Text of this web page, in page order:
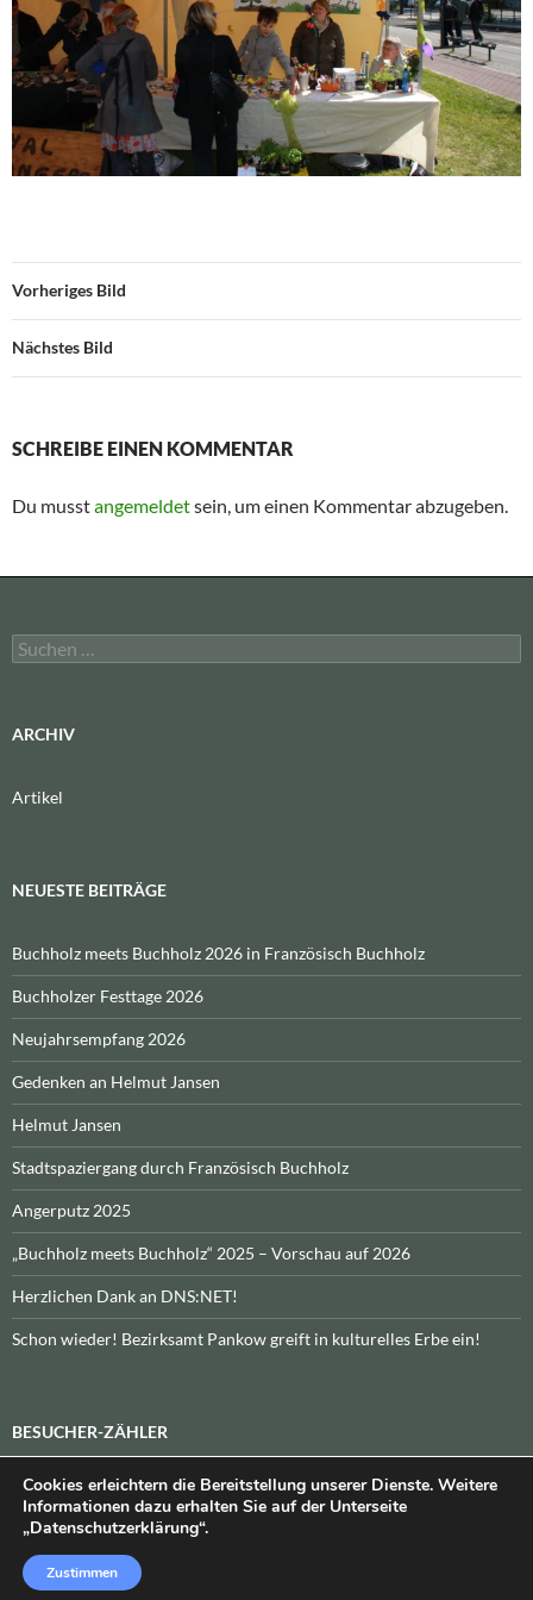
Vorheriges Bild
Nächstes Bild
SCHREIBE EINEN KOMMENTAR
Du musstangemeldetsein, um einen Kommentar abzugeben.
Suchen
nach:
ARCHIV
Artikel
NEUESTE BEITRÄGE
Buchholz meets Buchholz 2026 in Französisch Buchholz
Buchholzer Festtage 2026
Neujahrsempfang 2026
Gedenken an Helmut Jansen
Helmut Jansen
Stadtspaziergang durch Französisch Buchholz
Angerputz 2025
„Buchholz meets Buchholz“ 2025 – Vorschau auf 2026
Herzlichen Dank an DNS:NET!
Schon wieder! Bezirksamt Pankow greift in kulturelles Erbe ein!
BESUCHER-ZÄHLER
Heute:_\n\nInsgesamt:_
Datenschutzerklärung
Cookies erleichtern die Bereitstellung unserer Dienste. Weitere
Informationen dazu erhalten Sie auf der Unterseite
„Datenschutzerklärung“.
Zustimmen